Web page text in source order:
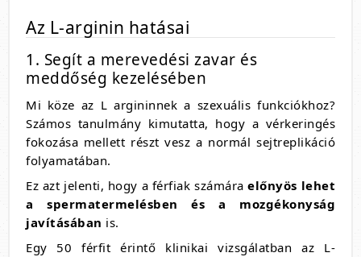
Az L-arginin hatásai
1. Segít a merevedési zavar és
meddőség kezelésében
Mi köze az L argininnek a szexuális funkciókhoz?
Számos tanulmány kimutatta, hogy a vérkeringés
fokozása mellett részt vesz a normál sejtreplikáció
folyamatában.
Ez azt jelenti, hogy a férfiak számáraelőnyös lehet
a spermatermelésben és a mozgékonyság
javításában is.
Egy 50 férfit érintő klinikai vizsgálatban az L-